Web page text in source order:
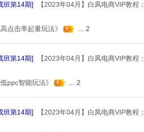
班第14期] 【2023年04月】白凤电商VIP教
点击率起量玩法》 2
班第14期] 【2023年04月】白凤电商VIP教
ppc智能玩法》 2
班第14期] 【2023年04月】白凤电商VIP教